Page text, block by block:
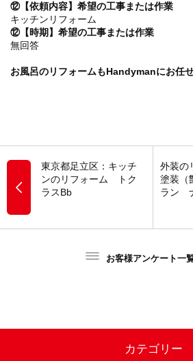
⑫【依頼内容】希望の工事または作業
キッチンリフォーム
⑫【時期】希望の工事または作業
無回答
お風呂のリフォームもHandymanにお任せ
東京都足立区：キッチ
ンのリフォーム トク
ラスBb
外装
塗装（
ラン
お客様アンケート一
カテゴリー